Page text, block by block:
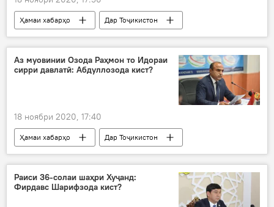
Ҳамаи хабарҳо
Дар Тоҷикистон
Рӯйдод, ҷиноят ва ҳолатҳои фавқулода
Аз муовинии Озода Раҳмон то Идораи
сирри давлатӣ: Абдуллозода кист?
18 ноябри 2020, 17:40
Ҳамаи хабарҳо
Дар Тоҷикистон
Иҷтимоъ
Раиси 36-солаи шаҳри Хуҷанд:
Фирдавс Шарифзода кист?